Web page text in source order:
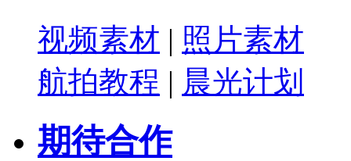
视频素材 | 照片素材
航拍教程 | 晨光计划
期待合作